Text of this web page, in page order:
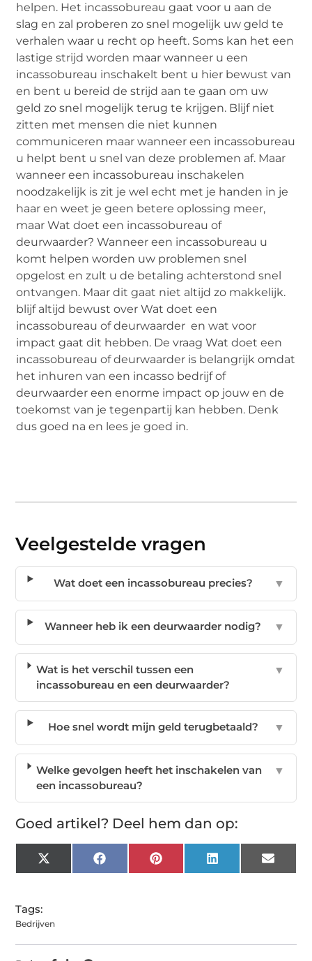
helpen. Het incassobureau gaat voor u aan de
slag en zal proberen zo snel mogelijk uw geld te
verhalen waar u recht op heeft. Soms kan het een
lastige strijd worden maar wanneer u een
incassobureau inschakelt bent u hier bewust van
en bent u bereid de strijd aan te gaan om uw
geld zo snel mogelijk terug te krijgen. Blijf niet
zitten met mensen die niet kunnen
communiceren maar wanneer een incassobureau
u helpt bent u snel van deze problemen af. Maar
wanneer een incassobureau inschakelen
noodzakelijk is zit je wel echt met je handen in je
haar en weet je geen betere oplossing meer,
maar Wat doet een incassobureau of
deurwaarder? Wanneer een incassobureau u
komt helpen worden uw problemen snel
opgelost en zult u de betaling achterstond snel
ontvangen. Maar dit gaat niet altijd zo makkelijk.
blijf altijd bewust over Wat doet een
incassobureau of deurwaarder en wat voor
impact gaat dit hebben. De vraag Wat doet een
incassobureau of deurwaarder is belangrijk omdat
het inhuren van een incasso bedrijf of
deurwaarder een enorme impact op jouw en de
toekomst van je tegenpartij kan hebben. Denk
dus goed na en lees je goed in.
Veelgestelde vragen
Wat doet een incassobureau precies? ▼
Wanneer heb ik een deurwaarder nodig? ▼
Wat is het verschil tussen een
incassobureau en een deurwaarder?
▼
Hoe snel wordt mijn geld terugbetaald? ▼
Welke gevolgen heeft het inschakelen van
een incassobureau?
▼
Goed artikel? Deel hem dan op:
X
(Twitter)
FacebookPinterest LinkedIn Email
Tags:
Bedrijven